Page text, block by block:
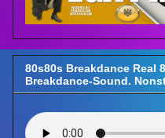
80s80s Breakdance Real
Breakdance-Sound.